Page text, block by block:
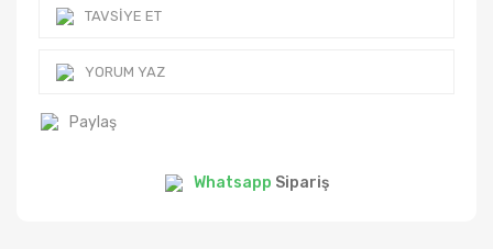
TAVSIYE ET
YORUM YAZ
Paylaş
Whatsapp Sipariş